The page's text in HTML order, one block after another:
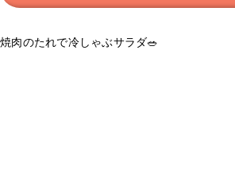
焼肉のたれで冷しゃぶサラダ🥗